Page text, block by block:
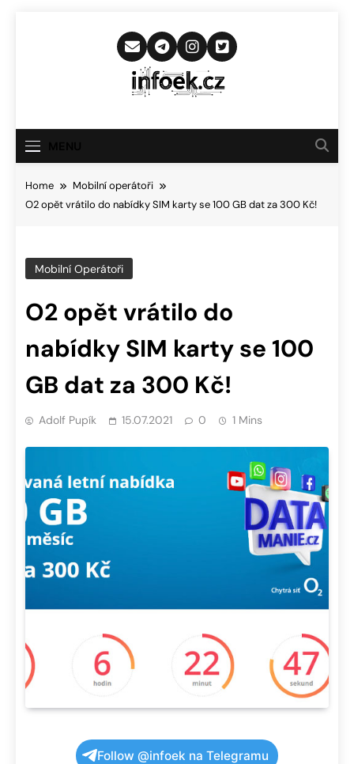
Infoek.cz
Novinkám
Home
Mobilní operátoři
O2 opět vrátilo do nabídky SIM karty se 100 GB dat za 300 Kč!
Mobilní Operátoři
O2 opět vrátilo do
nabídky SIM karty se 100
GB dat za 300 Kč!
Adolf Pupík 15.07.2021 0 1 Mins
Follow @infoek na Telegramu